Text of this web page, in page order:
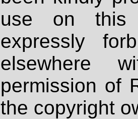
use on
expressly
elsewhere
permission of
the copyright